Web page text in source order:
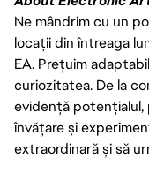
Ne mândrim cu un
locații din întreaga
EA. Prețuim
curiozitatea. De la
evidență potențialul,
învățare și
extraordinară și să